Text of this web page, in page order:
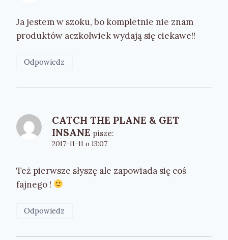
Ja jestem w szoku, bo kompletnie nie znam
produktów aczkolwiek wydają się ciekawe!!
Odpowiedz
CATCH THE PLANE & GET
INSANE pisze:
2017-11-11 o 13:07
Też pierwsze słyszę ale zapowiada się coś
fajnego !
Odpowiedz